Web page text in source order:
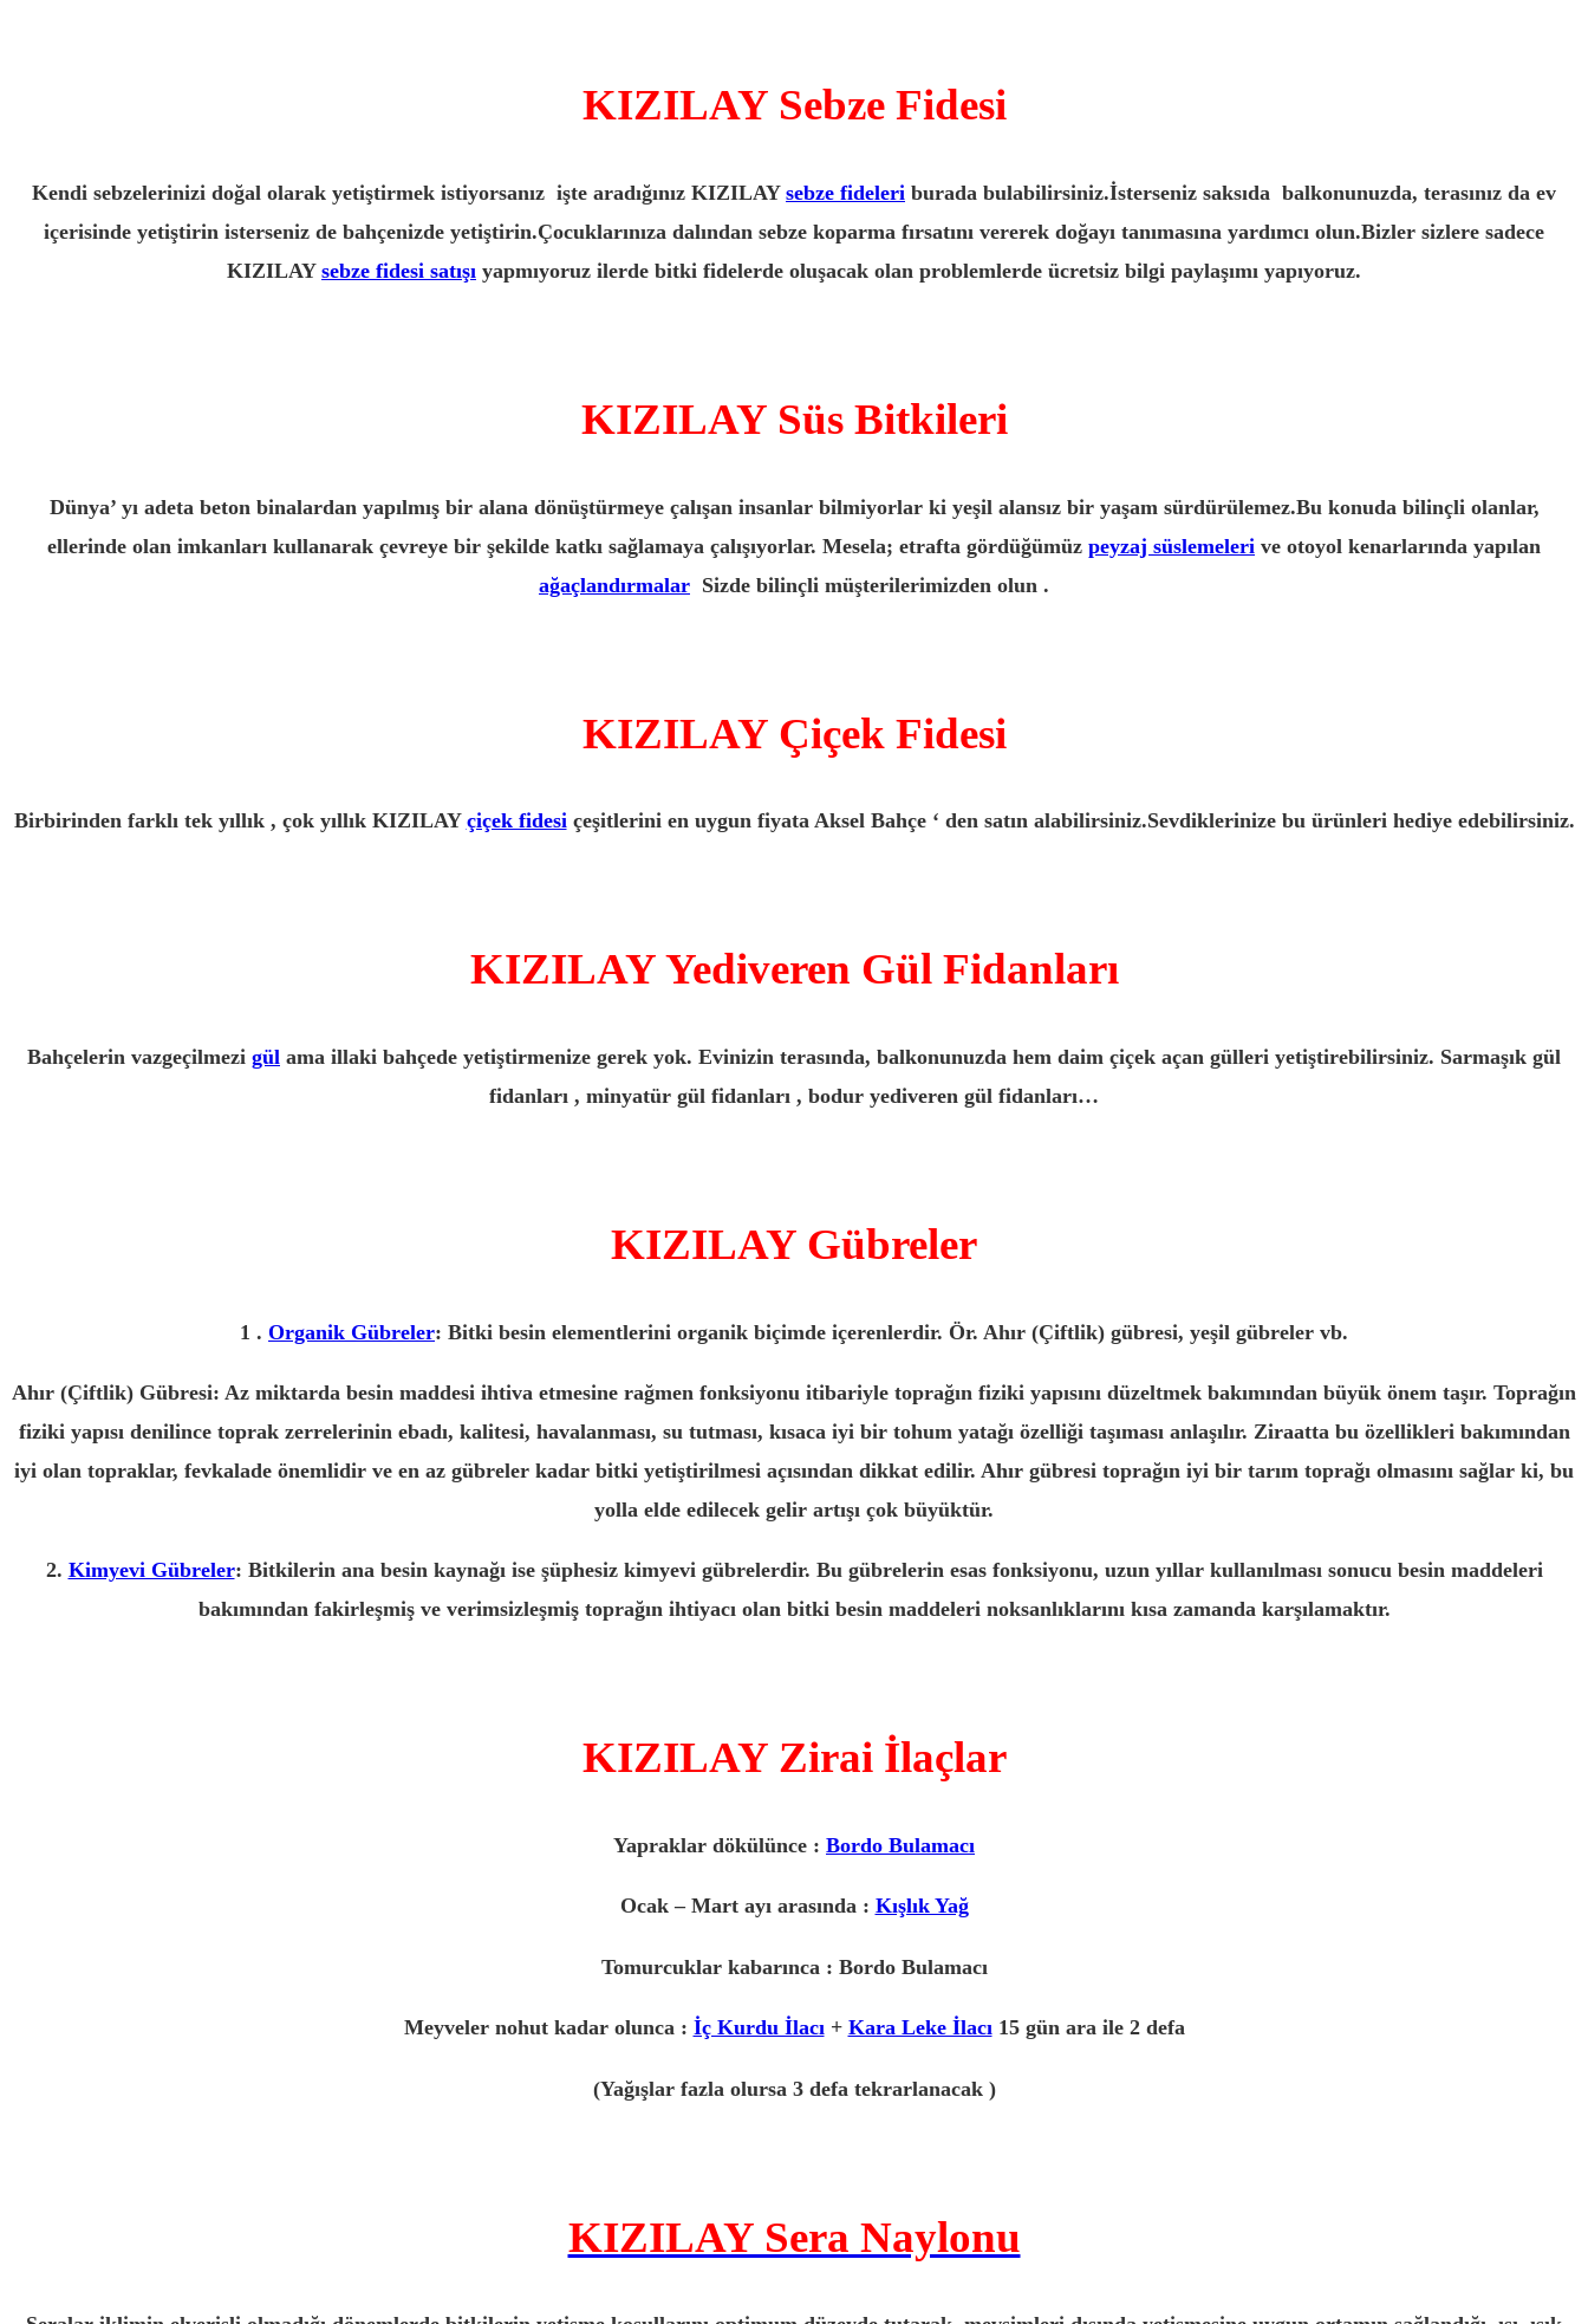
KIZILAY Sebze Fidesi
Kendi sebzelerinizi doğal olarak yetiştirmek istiyorsanız işte aradığınız KIZILAY sebze fideleri burada bulabilirsiniz.İsterseniz saksıda balkonunuzda, terasınız da ev
içerisinde yetiştirin isterseniz de bahçenizde yetiştirin.Çocuklarınıza dalından sebze koparma fırsatını vererek doğayı tanımasına yardımcı olun.Bizler sizlere sadece
KIZILAY sebze fidesi satışı yapmıyoruz ilerde bitki fidelerde oluşacak olan problemlerde ücretsiz bilgi paylaşımı yapıyoruz.
KIZILAY Süs Bitkileri
Dünya’ yı adeta beton binalardan yapılmış bir alana dönüştürmeye çalışan insanlar bilmiyorlar ki yeşil alansız bir yaşam sürdürülemez.Bu konuda bilinçli olanlar,
ellerinde olan imkanları kullanarak çevreye bir şekilde katkı sağlamaya çalışıyorlar. Mesela; etrafta gördüğümüz peyzaj süslemeleri ve otoyol kenarlarında yapılan
ağaçlandırmalar Sizde bilinçli müşterilerimizden olun .
KIZILAY Çiçek Fidesi
Birbirinden farklı tek yıllık , çok yıllık KIZILAY çiçek fidesiçeşitlerini en uygun fiyata Aksel Bahçe ‘ den satın alabilirsiniz.Sevdiklerinize bu ürünleri hediye edebilirsiniz.
KIZILAY Yediveren Gül Fidanları
Bahçelerin vazgeçilmezi gül ama illaki bahçede yetiştirmenize gerek yok. Evinizin terasında, balkonunuzda hem daim çiçek açan gülleri yetiştirebilirsiniz. Sarmaşık gül
fidanları , minyatür gül fidanları , bodur yediveren gül fidanları…
KIZILAY Gübreler
1 . Organik Gübreler: Bitki besin elementlerini organik biçimde içerenlerdir. Ör. Ahır (Çiftlik) gübresi, yeşil gübreler vb.
Ahır (Çiftlik) Gübresi: Az miktarda besin maddesi ihtiva etmesine rağmen fonksiyonu itibariyle toprağın fiziki yapısını düzeltmek bakımından büyük önem taşır. Toprağın
fiziki yapısı denilince toprak zerrelerinin ebadı, kalitesi, havalanması, su tutması, kısaca iyi bir tohum yatağı özelliği taşıması anlaşılır. Ziraatta bu özellikleri bakımından
iyi olan topraklar, fevkalade önemlidir ve en az gübreler kadar bitki yetiştirilmesi açısından dikkat edilir. Ahır gübresi toprağın iyi bir tarım toprağı olmasını sağlar ki, bu
yolla elde edilecek gelir artışı çok büyüktür.
2. Kimyevi Gübreler: Bitkilerin ana besin kaynağı ise şüphesiz kimyevi gübrelerdir. Bu gübrelerin esas fonksiyonu, uzun yıllar kullanılması sonucu besin maddeleri
bakımından fakirleşmiş ve verimsizleşmiş toprağın ihtiyacı olan bitki besin maddeleri noksanlıklarını kısa zamanda karşılamaktır.
KIZILAY Zirai İlaçlar
Yapraklar dökülünce : Bordo Bulamacı
Ocak – Mart ayı arasında : Kışlık Yağ
Tomurcuklar kabarınca : Bordo Bulamacı
Meyveler nohut kadar olunca : İç Kurdu İlacı+ Kara Leke İlacı15 gün ara ile 2 defa
(Yağışlar fazla olursa 3 defa tekrarlanacak )
KIZILAY Sera Naylonu